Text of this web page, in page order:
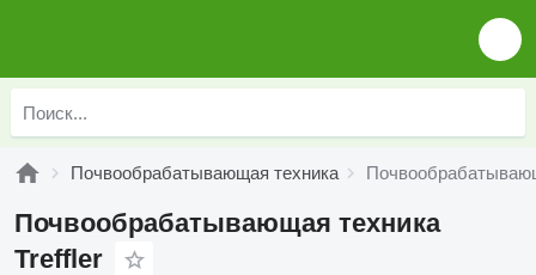
Почвообрабатывающая техника
Почвообрабатывающая техника
Treffler